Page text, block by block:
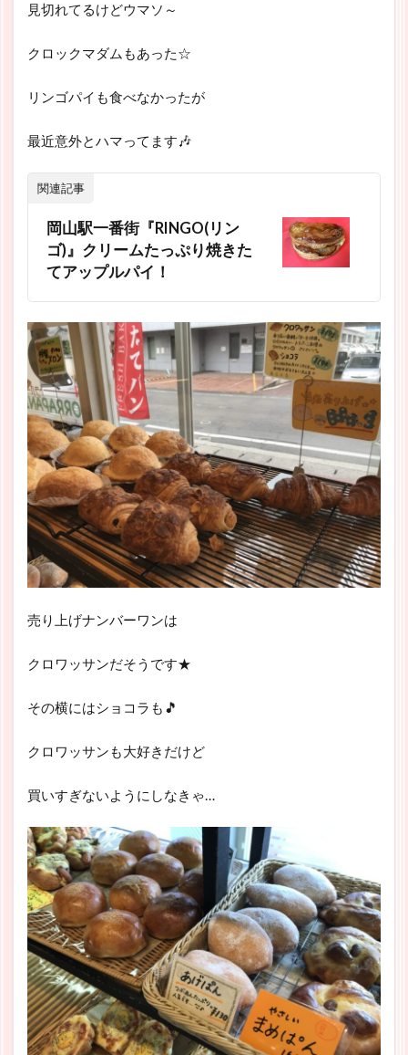
見切れてるけどウマソ～
クロックマダムもあった☆
リンゴパイも食べなかったが
最近意外とハマってます🎶
関連記事
岡山駅一番街『RINGO(リン
ゴ)』クリームたっぷり焼きた
てアップルパイ！
売り上げナンバーワンは
クロワッサンだそうです★
その横にはショコラも🎵
クロワッサンも大好きだけど
買いすぎないようにしなきゃ…